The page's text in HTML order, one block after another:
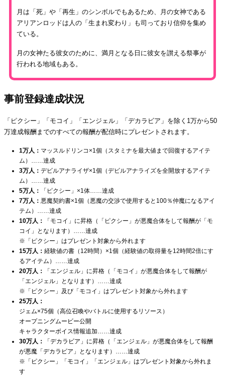
月は「死」や「再生」のシンボルでもあるため、月の女神である
アリアンロッドは人の「生まれ変わり」も司っており信仰を集め
ている。
月の女神たる彼女のために、満月となる日に彼女を讃える祭事が
行われる地域もある。
事前登録達成状況
「ピクシー」「モコイ」「エンジェル」「デカラビア」を除く1万から50
万達成報酬までのすべての報酬が配信時にプレゼントされます。
1万人： マッスルドリンコ×1個（スタミナを最大値まで回復するアイテ
ム）……達成
3万人： デビルアナライザ×1個（デビルアナライズを全開放するアイテ
ム）……達成
5万人：
「ピクシー」×1体……達成
7万人： 悪魔契約書×1個（悪魔の交渉で使用すると100％仲魔になるアイ
テム）……達成
10万人：
「モコイ」に昇格（「ピクシー」が悪魔合体をして報酬が「モ
コイ」となります）……達成
※「ピクシー」はプレゼント対象から外れます
15万人： 経験値の書（12時間）×1個（経験値の取得量を12時間2倍にす
るアイテム）……達成
20万人：
「エンジェル」に昇格（「モコイ」が悪魔合体をして報酬が
「エンジェル」となります）……達成
※「ピクシー」及び「モコイ」はプレゼント対象から外れます
25万人：
ジェム×75個（高位召喚やバトルに使用するリソース）
オープニングムービー公開
キャラクターボイス情報追加……達成
30万人：
「デカラビア」に昇格（「エンジェル」が悪魔合体をして報酬
が悪魔「デカラビア」となります）……達成
※「ピクシー」「モコイ」「エンジェル」はプレゼント対象から外れま
す